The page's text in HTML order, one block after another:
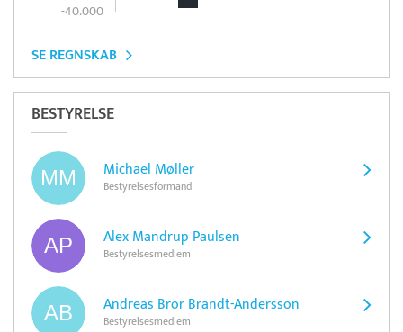
-40.000
SE REGNSKAB
BESTYRELSE
Michael Møller
Bestyrelsesformand
Alex Mandrup Paulsen
Bestyrelsesmedlem
Andreas Bror Brandt-Andersson
Bestyrelsesmedlem